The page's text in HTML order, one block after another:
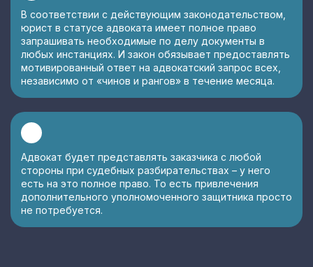
В соответствии с действующим законодательством,
юрист в статусе адвоката имеет полное право
запрашивать необходимые по делу документы в
любых инстанциях. И закон обязывает предоставлять
мотивированный ответ на адвокатский запрос всех,
независимо от «чинов и рангов» в течение месяца.
Адвокат будет представлять заказчика с любой
стороны при судебных разбирательствах – у него
есть на это полное право. То есть привлечения
дополнительного уполномоченного защитника просто
не потребуется.